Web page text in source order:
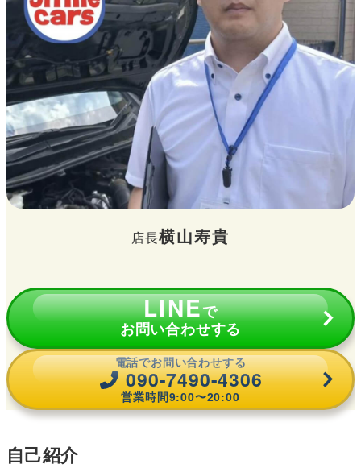
スマイルカーズ千葉習志野店
店長横山寿貴
LINEで
お問い合わせする
電話でお問い合わせする
090-7490-4306
営業時間9:00〜20:00
自己紹介